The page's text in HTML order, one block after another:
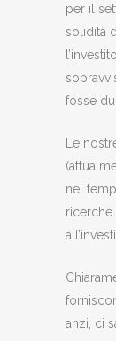
per il
solidità
fosse
Le
nel
ricerche
anzi, ci